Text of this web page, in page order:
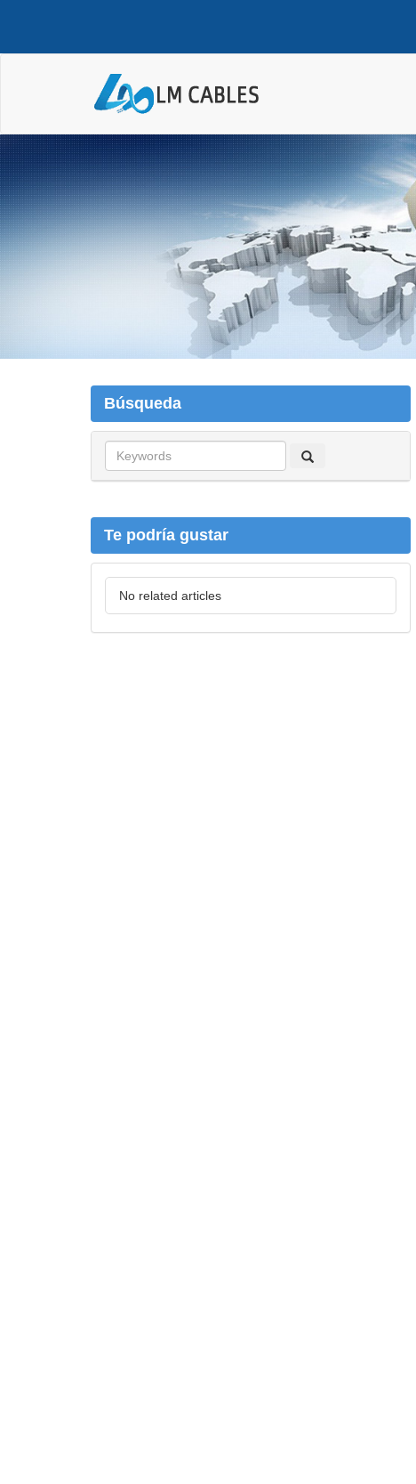
Búsqueda
ú
s
u
e
d
Te podría gustar
No related articles